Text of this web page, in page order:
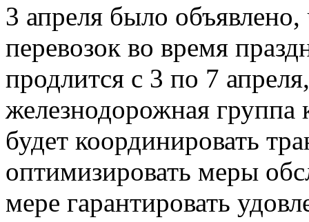
3 апреля было
перевозок во время
продлится с 3 по 7
железнодорожная
будет координировать
оптимизировать меры
мере гарантировать